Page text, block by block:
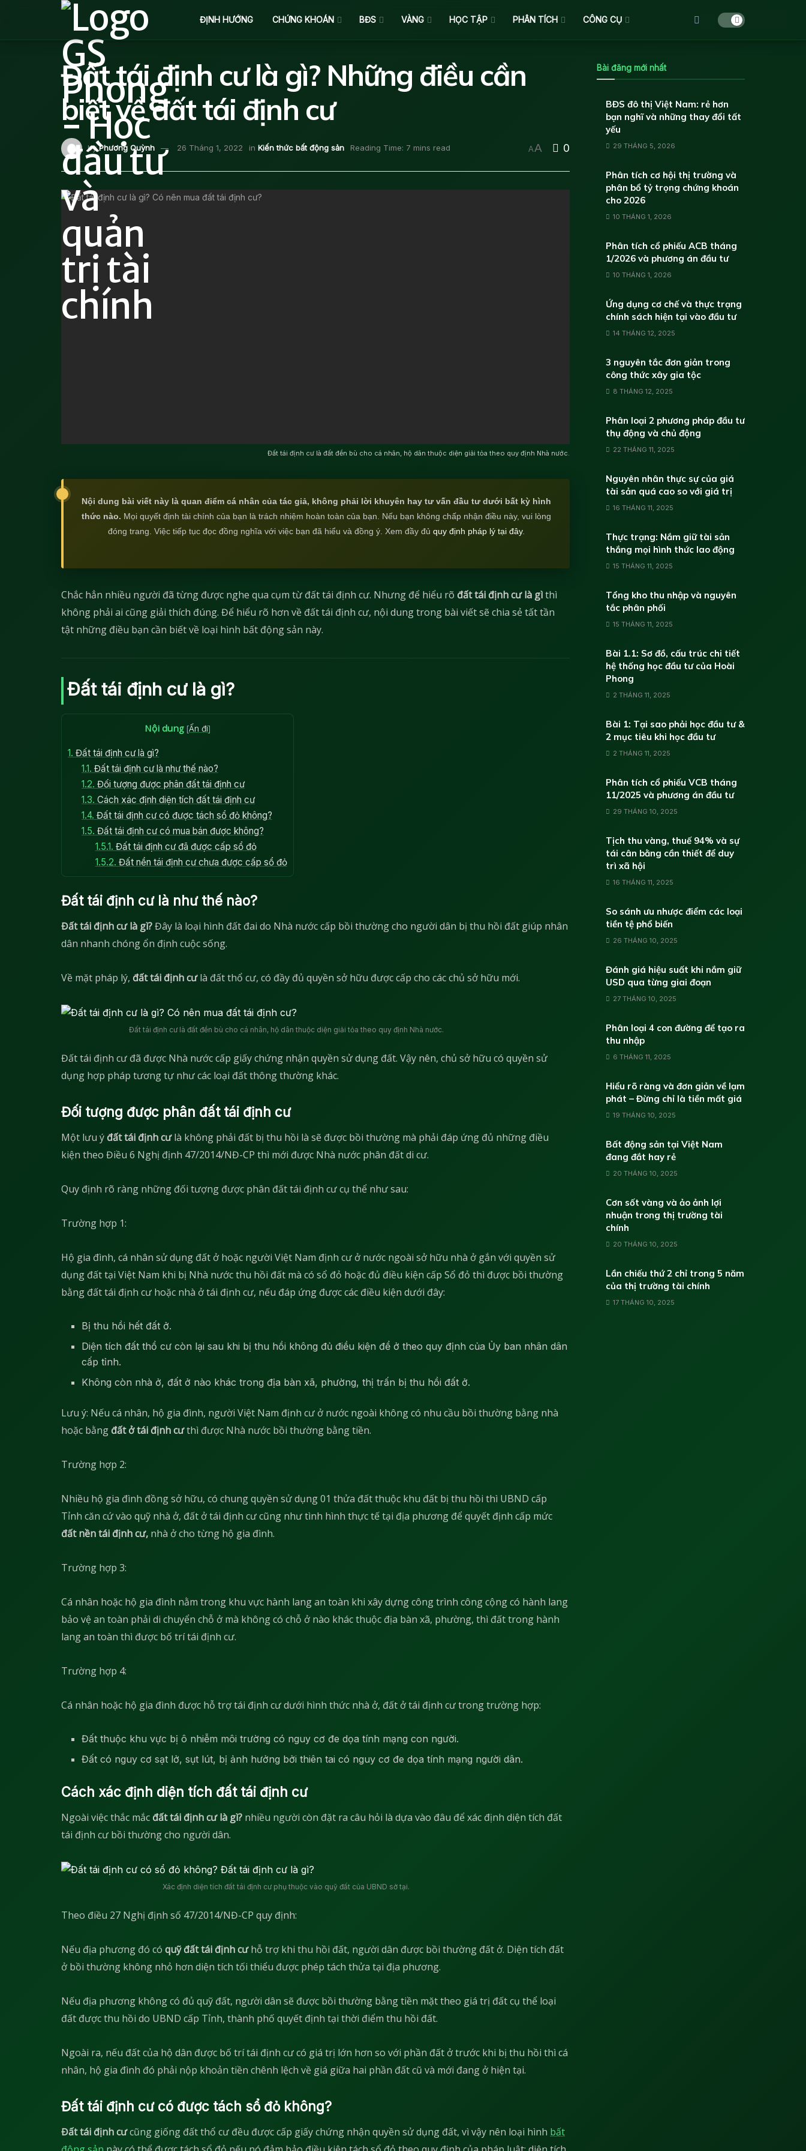
ĐỊNH HƯỚNG CHỨNG KHOÁN BĐS VÀNG HỌC TẬP PHÂN TÍCH CÔNG CỤ
Đất tái định cư là gì? Những điều cần
biết về đất tái định cư
by Phương Quỳnh 26 Tháng 1, 2022 in Kiến thức bất động sản Reading Time: 7 mins read AA 0
Đất tái định cư là đất đền bù cho cá nhân, hộ dân thuộc diện giải tỏa theo quy định Nhà nước.
Nội dung bài viết này là quan điểm cá nhân của tác giả, không phải lời khuyên hay tư vấn đầu tư dưới bất kỳ hình
thức nào. Mọi quyết định tài chính của bạn là trách nhiệm hoàn toàn của bạn. Nếu bạn không chấp nhận điều này, vui lòng
đóng trang. Việc tiếp tục đọc đồng nghĩa với việc bạn đã hiểu và đồng ý. Xem đầy đủquy định pháp lý tại đây.
Chắc hẳn nhiều người đã từng được nghe qua cụm từ đất tái định cư. Nhưng để hiểu rõ đất tái định cư là gìthì
không phải ai cũng giải thích đúng. Để hiểu rõ hơn về đất tái định cư, nội dung trong bài viết sẽ chia sẻ tất tần
tật những điều bạn cần biết về loại hình bất động sản này.
Đất tái định cư là gì?
Nội dung [Ẩn đi]
1. Đất tái định cư là gì?
1.1. Đất tái định cư là như thế nào?
1.2. Đối tượng được phân đất tái định cư
1.3. Cách xác định diện tích đất tái định cư
1.4. Đất tái định cư có được tách sổ đỏ không?
1.5. Đất tái định cư có mua bán được không?
1.5.1. Đất tái định cư đã được cấp sổ đỏ
1.5.2. Đất nền tái định cư chưa được cấp sổ đỏ
Đất tái định cư là như thế nào?
Đất tái định cư là gì?Đây là loại hình đất đai do Nhà nước cấp bồi thường cho người dân bị thu hồi đất giúp nhân
dân nhanh chóng ổn định cuộc sống.
Về mặt pháp lý, đất tái định cưlà đất thổ cư, có đầy đủ quyền sở hữu được cấp cho các chủ sở hữu mới.
Đất tái định cư là đất đền bù cho cá nhân, hộ dân thuộc diện giải tỏa theo quy định Nhà nước.
Đất tái định cư đã được Nhà nước cấp giấy chứng nhận quyền sử dụng đất. Vậy nên, chủ sở hữu có quyền sử
dụng hợp pháp tương tự như các loại đất thông thường khác.
Đối tượng được phân đất tái định cư
Một lưu ý đất tái định cưlà không phải đất bị thu hồi là sẽ được bồi thường mà phải đáp ứng đủ những điều
kiện theo Điều 6 Nghị định 47/2014/NĐ-CP thì mới được Nhà nước phân đất di cư.
Quy định rõ ràng những đối tượng được phân đất tái định cư cụ thể như sau:
Trường hợp 1:
Hộ gia đình, cá nhân sử dụng đất ở hoặc người Việt Nam định cư ở nước ngoài sở hữu nhà ở gắn với quyền sử
dụng đất tại Việt Nam khi bị Nhà nước thu hồi đất mà có sổ đỏ hoặc đủ điều kiện cấp Sổ đỏ thì được bồi thường
bằng đất tái định cư hoặc nhà ở tái định cư, nếu đáp ứng được các điều kiện dưới đây:
Bị thu hồi hết đất ở.
Diện tích đất thổ cư còn lại sau khi bị thu hồi không đủ điều kiện để ở theo quy định của Ủy ban nhân dân
cấp tỉnh.
Không còn nhà ở, đất ở nào khác trong địa bàn xã, phường, thị trấn bị thu hồi đất ở.
Lưu ý: Nếu cá nhân, hộ gia đình, người Việt Nam định cư ở nước ngoài không có nhu cầu bồi thường bằng nhà
hoặc bằng đất ở tái định cưthì được Nhà nước bồi thường bằng tiền.
Trường hợp 2:
Nhiều hộ gia đình đồng sở hữu, có chung quyền sử dụng 01 thửa đất thuộc khu đất bị thu hồi thì UBND cấp
Tỉnh căn cứ vào quỹ nhà ở, đất ở tái định cư cũng như tình hình thực tế tại địa phương để quyết định cấp mức
đất nền tái định cư, nhà ở cho từng hộ gia đình.
Trường hợp 3:
Cá nhân hoặc hộ gia đình nằm trong khu vực hành lang an toàn khi xây dựng công trình công cộng có hành lang
bảo vệ an toàn phải di chuyển chỗ ở mà không có chỗ ở nào khác thuộc địa bàn xã, phường, thì đất trong hành
lang an toàn thì được bố trí tái định cư.
Trường hợp 4:
Cá nhân hoặc hộ gia đình được hỗ trợ tái định cư dưới hình thức nhà ở, đất ở tái định cư trong trường hợp:
Đất thuộc khu vực bị ô nhiễm môi trường có nguy cơ đe dọa tính mạng con người.
Đất có nguy cơ sạt lở, sụt lút, bị ảnh hưởng bởi thiên tai có nguy cơ đe dọa tính mạng người dân.
Cách xác định diện tích đất tái định cư
Ngoài việc thắc mắc đất tái định cư là gì? nhiều người còn đặt ra câu hỏi là dựa vào đâu để xác định diện tích đất
tái định cư bồi thường cho người dân.
Xác định diện tích đất tái định cư phụ thuộc vào quỹ đất của UBND sở tại.
Theo điều 27 Nghị định số 47/2014/NĐ-CP quy định:
Nếu địa phương đó có quỹ đất tái định cưhỗ trợ khi thu hồi đất, người dân được bồi thường đất ở. Diện tích đất
ở bồi thường không nhỏ hơn diện tích tối thiểu được phép tách thửa tại địa phương.
Nếu địa phương không có đủ quỹ đất, người dân sẽ được bồi thường bằng tiền mặt theo giá trị đất cụ thể loại
đất được thu hồi do UBND cấp Tỉnh, thành phố quyết định tại thời điểm thu hồi đất.
Ngoài ra, nếu đất của hộ dân được bố trí tái định cư có giá trị lớn hơn so với phần đất ở trước khi bị thu hồi thì cá
nhân, hộ gia đình đó phải nộp khoản tiền chênh lệch về giá giữa hai phần đất cũ và mới đang ở hiện tại.
Đất tái định cư có được tách sổ đỏ không?
Đất tái định cưcũng giống đất thổ cư đều được cấp giấy chứng nhận quyền sử dụng đất, vì vậy nên loại hình bất
Bài đăng mới nhất
BĐS đô thị Việt Nam: rẻ hơn
bạn nghĩ và những thay đổi tất
yếu
29 THÁNG 5, 2026
Phân tích cơ hội thị trường và
phân bổ tỷ trọng chứng khoán
cho 2026
10 THÁNG 1, 2026
Phân tích cổ phiếu ACB tháng
1/2026 và phương án đầu tư
10 THÁNG 1, 2026
Ứng dụng cơ chế và thực trạng
chính sách hiện tại vào đầu tư
14 THÁNG 12, 2025
3 nguyên tắc đơn giản trong
công thức xây gia tộc
8 THÁNG 12, 2025
Phân loại 2 phương pháp đầu tư
thụ động và chủ động
22 THÁNG 11, 2025
Nguyên nhân thực sự của giá
tài sản quá cao so với giá trị
16 THÁNG 11, 2025
Thực trạng: Nắm giữ tài sản
thắng mọi hình thức lao động
15 THÁNG 11, 2025
Tổng kho thu nhập và nguyên
tắc phân phối
15 THÁNG 11, 2025
Bài 1.1: Sơ đồ, cấu trúc chi tiết
hệ thống học đầu tư của Hoài
Phong
2 THÁNG 11, 2025
Bài 1: Tại sao phải học đầu tư &
2 mục tiêu khi học đầu tư
2 THÁNG 11, 2025
Phân tích cổ phiếu VCB tháng
11/2025 và phương án đầu tư
29 THÁNG 10, 2025
Tịch thu vàng, thuế 94% và sự
tái cân bằng cần thiết để duy
trì xã hội
16 THÁNG 11, 2025
So sánh ưu nhược điểm các loại
tiền tệ phổ biến
26 THÁNG 10, 2025
Đánh giá hiệu suất khi nắm giữ
USD qua từng giai đoạn
27 THÁNG 10, 2025
Phân loại 4 con đường để tạo ra
thu nhập
6 THÁNG 11, 2025
Hiểu rõ ràng và đơn giản về lạm
phát – Đừng chỉ là tiền mất giá
19 THÁNG 10, 2025
Bất động sản tại Việt Nam
đang đắt hay rẻ
20 THÁNG 10, 2025
Cơn sốt vàng và ảo ảnh lợi
nhuận trong thị trường tài
chính
20 THÁNG 10, 2025
Lần chiếu thứ 2 chỉ trong 5 năm
của thị trường tài chính
17 THÁNG 10, 2025